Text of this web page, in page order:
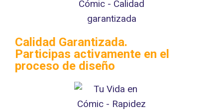
Calidad Garantizada.
Participas activamente en el
proceso de diseño